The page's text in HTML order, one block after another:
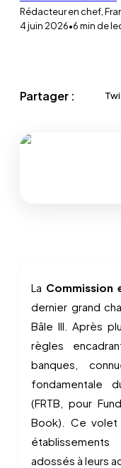
Rédacteur en chef,
4 juin 2026•6min de
Partager :
La Commission
dernier grand
Bâle III. Après
règles
banques,
fondamentale
(FRTB, pour
Book). Ce volet
adossés à leurs